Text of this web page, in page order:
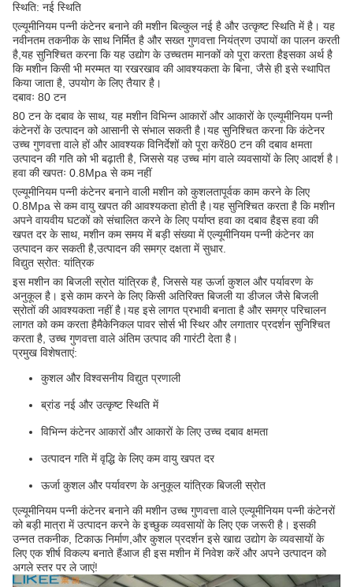
स्थिति: नई स्थिति
एल्यूमीनियम पन्नी कंटेनर बनाने की मशीन बिल्कुल नई है और उत्कृष्ट स्थिति में है। यह
नवीनतम तकनीक के साथ निर्मित है और सख्त गुणवत्ता नियंत्रण उपायों का पालन करती
है,यह सुनिश्चित करना कि यह उद्योग के उच्चतम मानकों को पूरा करता हैइसका अर्थ है
कि मशीन किसी भी मरम्मत या रखरखाव की आवश्यकता के बिना, जैसे ही इसे स्थापित
किया जाता है, उपयोग के लिए तैयार है।
दबावः 80 टन
80 टन के दबाव के साथ, यह मशीन विभिन्न आकारों और आकारों के एल्यूमीनियम पन्नी
कंटेनरों के उत्पादन को आसानी से संभाल सकती है।यह सुनिश्चित करना कि कंटेनर
उच्च गुणवत्ता वाले हों और आवश्यक विनिर्देशों को पूरा करें80 टन की दबाव क्षमता
उत्पादन की गति को भी बढ़ाती है, जिससे यह उच्च मांग वाले व्यवसायों के लिए आदर्श है।
हवा की खपतः 0.8Mpa से कम नहीं
एल्यूमीनियम पन्नी कंटेनर बनाने वाली मशीन को कुशलतापूर्वक काम करने के लिए
0.8Mpa से कम वायु खपत की आवश्यकता होती है।यह सुनिश्चित करता है कि मशीन
अपने वायवीय घटकों को संचालित करने के लिए पर्याप्त हवा का दबाव हैइस हवा की
खपत दर के साथ, मशीन कम समय में बड़ी संख्या में एल्यूमीनियम पन्नी कंटेनर का
उत्पादन कर सकती है,उत्पादन की समग्र दक्षता में सुधार.
विद्युत स्रोत: यांत्रिक
इस मशीन का बिजली स्रोत यांत्रिक है, जिससे यह ऊर्जा कुशल और पर्यावरण के
अनुकूल है। इसे काम करने के लिए किसी अतिरिक्त बिजली या डीजल जैसे बिजली
स्रोतों की आवश्यकता नहीं है।यह इसे लागत प्रभावी बनाता है और समग्र परिचालन
लागत को कम करता हैमैकेनिकल पावर सोर्स भी स्थिर और लगातार प्रदर्शन सुनिश्चित
करता है, उच्च गुणवत्ता वाले अंतिम उत्पाद की गारंटी देता है।
प्रमुख विशेषताएं:
कुशल और विश्वसनीय विद्युत प्रणाली
ब्रांड नई और उत्कृष्ट स्थिति में
विभिन्न कंटेनर आकारों और आकारों के लिए उच्च दबाव क्षमता
उत्पादन गति में वृद्धि के लिए कम वायु खपत दर
ऊर्जा कुशल और पर्यावरण के अनुकूल यांत्रिक बिजली स्रोत
एल्यूमीनियम पन्नी कंटेनर बनाने की मशीन उच्च गुणवत्ता वाले एल्यूमीनियम पन्नी कंटेनरों
को बड़ी मात्रा में उत्पादन करने के इच्छुक व्यवसायों के लिए एक जरूरी है। इसकी
उन्नत तकनीक, टिकाऊ निर्माण,और कुशल प्रदर्शन इसे खाद्य उद्योग के व्यवसायों के
लिए एक शीर्ष विकल्प बनाते हैंआज ही इस मशीन में निवेश करें और अपने उत्पादन को
अगले स्तर पर ले जाएं!